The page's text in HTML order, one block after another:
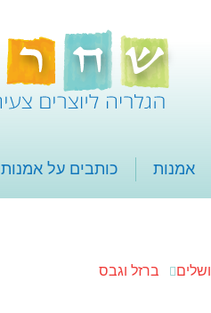
אמנות כותבים על אמנות
ברזל וגבס